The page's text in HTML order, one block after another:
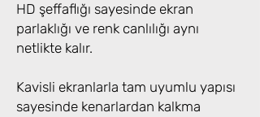
HD şeffaflığı sayesinde ekran
parlaklığı ve renk canlılığı aynı
netlikte kalır.
Kavisli ekranlarla tam uyumlu yapısı
sayesinde kenarlardan kalkma